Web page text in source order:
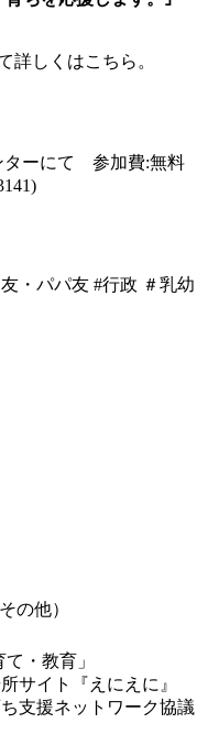
詳しくはこちら 。
ターにて 参加費:無料
・パパ友 #行政 ＃乳幼
の他）
・教育」
サイト『えにえに』
支援ネットワーク協議